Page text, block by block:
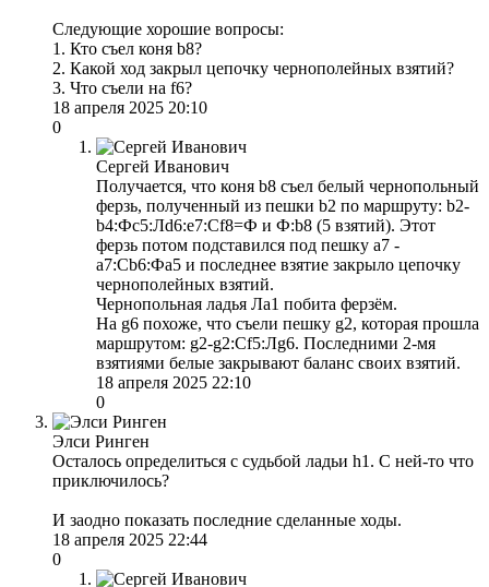
Следующие хорошие вопросы:
1. Кто съел коня b8?
2. Какой ход закрыл цепочку чернополейных взятий?
3. Что съели на f6?
18 апреля 2025 20:10
0
Сергей Иванович
Получается, что коня b8 съел белый чернопольный
ферзь, полученный из пешки b2 по маршруту: b2-
b4:Фс5:Лd6:е7:Сf8=Ф и Ф:b8 (5 взятий). Этот
ферзь потом подставился под пешку а7 -
а7:Сb6:Фа5 и последнее взятие закрыло цепочку
чернополейных взятий.
Чернопольная ладья Ла1 побита ферзём.
На g6 похоже, что съели пешку g2, которая прошла
маршрутом: g2-g2:Сf5:Лg6. Последними 2-мя
взятиями белые закрывают баланс своих взятий.
18 апреля 2025 22:10
0
Элси Ринген
Осталось определиться с судьбой ладьи h1. С ней-то что
приключилось?
И заодно показать последние сделанные ходы.
18 апреля 2025 22:44
0